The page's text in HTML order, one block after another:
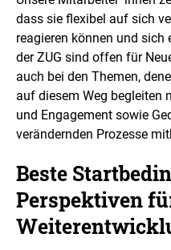
dass sie flexibel auf sich
reagieren können und
der ZUG sind offen für
auch bei den Themen,
auf diesem Weg begleiten
und Engagement sowie
verändernden Prozesse
Beste
Perspektiven